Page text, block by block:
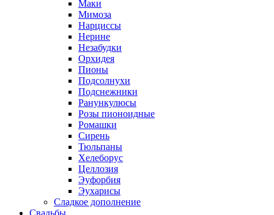
Маки
Мимоза
Нарциссы
Нерине
Незабудки
Орхидея
Пионы
Подсолнухи
Подснежники
Ранункулюсы
Розы пионоидные
Ромашки
Сирень
Тюльпаны
Хелеборус
Целлозия
Эуфорбия
Эухарисы
Сладкое дополнение
Свадьбы